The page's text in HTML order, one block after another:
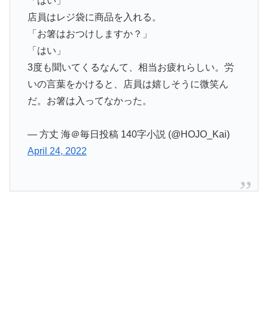
店員はレジ袋に商品を入れる。
「お箸はおつけしますか？」
「はい」
3度も聞いてくるなんて、相当お疲れらしい。労
いの言葉をかけると、店員は嬉しそうに微笑ん
だ。お箸は入ってなかった。
— 方丈 海＠毎日投稿 140字小説 (@HOJO_Kai)
April 24, 2022